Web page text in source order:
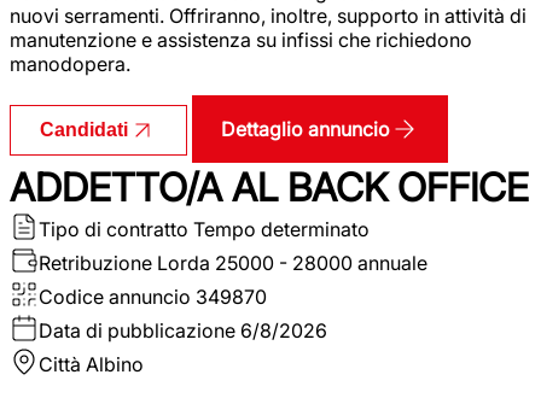
nuovi serramenti. Offriranno, inoltre, supporto in attività di
manutenzione e assistenza su infissi che richiedono
manodopera.
Candidati Dettaglio annuncio
ADDETTO/A AL BACK OFFICE
Tipo di contratto Tempo determinato
Retribuzione Lorda 25000 - 28000 annuale
Codice annuncio 349870
Data di pubblicazione 6/8/2026
Città Albino